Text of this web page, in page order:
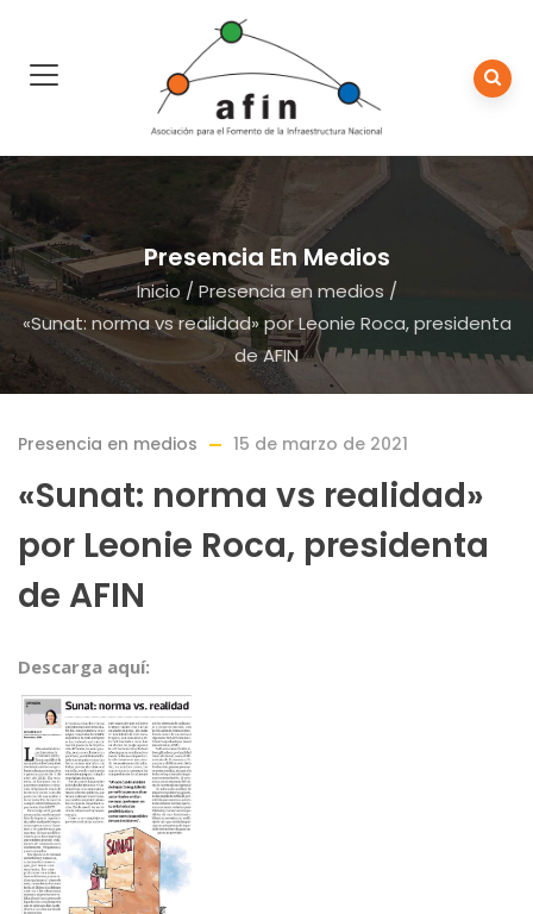
Presencia En Medios
Inicio / Presencia en medios /
«Sunat: norma vs realidad» por Leonie Roca, presidenta
de AFIN
Presencia en medios 15 de marzo de 2021
«Sunat: norma vs realidad»
por Leonie Roca, presidenta
de AFIN
Descarga aquí: